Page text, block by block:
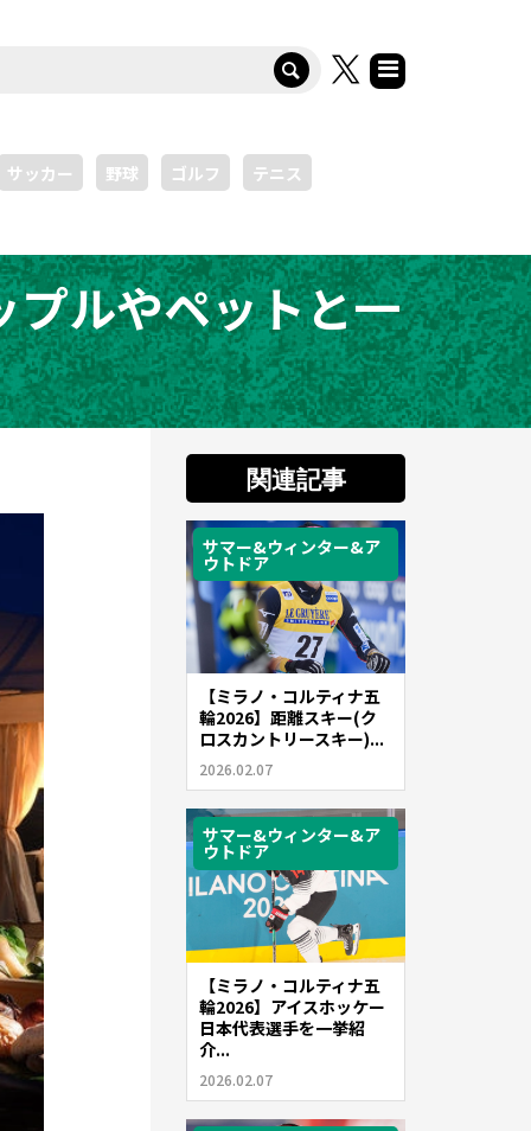
サッカー 野球 ゴルフ テニス
ルやペットと一
関連記事
サマー&ウィンター&ア
ウトドア
【ミラノ・コルティナ五
輪2026】距離スキー(ク
ロスカントリースキー)...
2026.02.07
サマー&ウィンター&ア
ウトドア
【ミラノ・コルティナ五
輪2026】アイスホッケー
日本代表選手を一挙紹
介...
2026.02.07